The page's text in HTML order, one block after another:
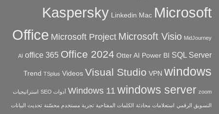
Kaspersky Linkedin Mac Microsoft
Office Microsoft Project Microsoft Visio MidJourney
AI office 365 Office 2024 Otter AI Power BI SQL Server
Trend TSplus Videos Visual Studio VPN windows
Windows 11 windows server zoom أدوات SEO استراتيجيات
التسويق الرقمي استعلامات محادثة الكلمات المفتاحية تجربة مستخدم محسّنة تحديث البيانات